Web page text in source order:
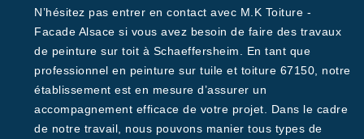
N’hésitez pas entrer en contact avec M.K Toiture -
Facade Alsace si vous avez besoin de faire des travaux
de peinture sur toit à Schaeffersheim. En tant que
professionnel en peinture sur tuile et toiture 67150, notre
établissement est en mesure d’assurer un
accompagnement efficace de votre projet. Dans le cadre
de notre travail, nous pouvons manier tous types de